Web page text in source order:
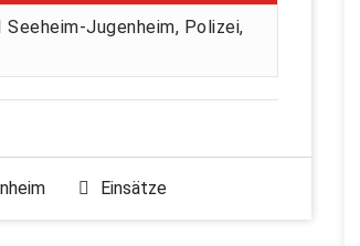
Seeheim-Jugenheim, Polizei,
Einsätze